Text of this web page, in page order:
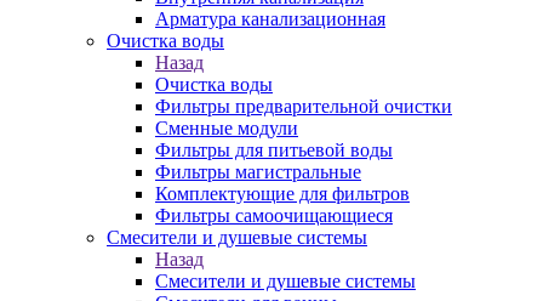
Арматура канализационная
Очистка воды
Назад
Очистка воды
Фильтры предварительной очистки
Сменные модули
Фильтры для питьевой воды
Фильтры магистральные
Комплектующие для фильтров
Фильтры самоочищающиеся
Смесители и душевые системы
Назад
Смесители и душевые системы